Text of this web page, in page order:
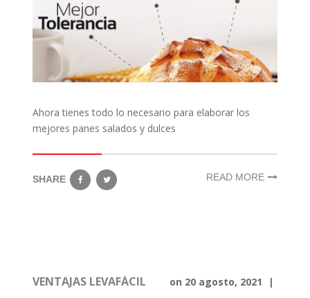
Ahora tienes todo lo necesario para elaborar los
mejores panes salados y dulces
SHARE READ MORE
VENTAJAS LEVAFÁCIL on 20 agosto, 2021 |